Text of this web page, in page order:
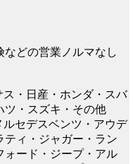
どの営業ノルマなし
・日産・ホンダ・スバ
ツ・スズキ・その他
セデスベンツ・アウデ
ティ・ジャガー・ラン
ォード・ジープ・アル